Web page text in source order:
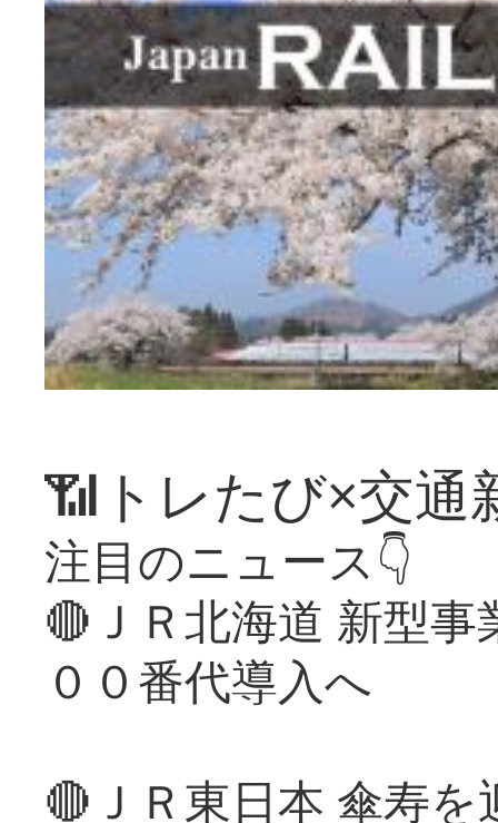
📶トレたび×交通
注目のニュース👇
🔴ＪＲ北海道 新型
００番代導入へ
🔴ＪＲ東日本 傘寿